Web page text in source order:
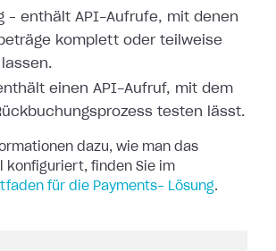
– enthält API-Aufrufe, mit denen
komplett oder teilweise
einen API-Aufruf, mit dem
testen
lässt.
dazu, wie man das
konfiguriert, finden Sie im
für die Payments- Lösung.